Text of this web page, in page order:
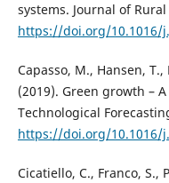
systems. Journal of
https://doi.org/10.1016/
Capasso, M., Hansen,
(2019). Green growth –
Technological
https://doi.org/10.1016/
Cicatiello, C., Franco, S.,